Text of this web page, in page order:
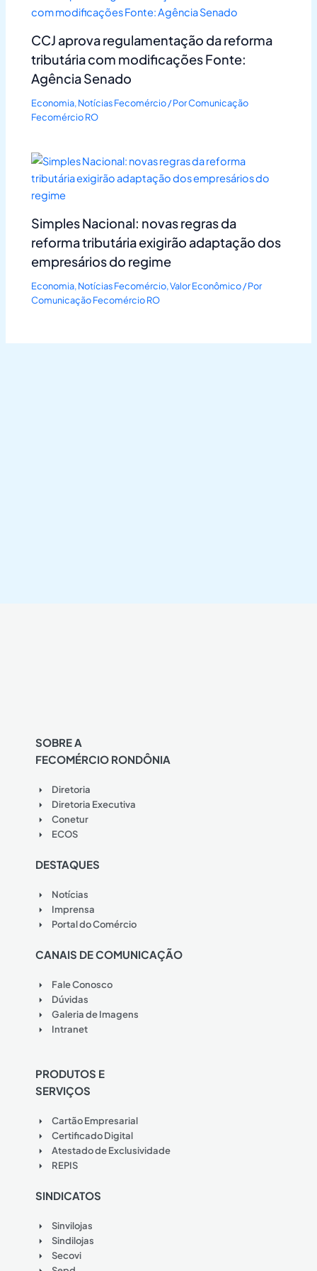
CCJ aprova regulamentação da reforma
tributária com modificações Fonte:
Agência Senado
Economia,Notícias Fecomércio/ PorComunicação
Fecomércio RO
Simples Nacional: novas regras da
reforma tributária exigirão adaptação dos
empresários do regime
Economia,Notícias Fecomércio,Valor Econômico/ Por
Comunicação Fecomércio RO
SOBRE A
FECOMÉRCIO RONDÔNIA
Diretoria
Diretoria Executiva
Conetur
ECOS
DESTAQUES
Notícias
Imprensa
Portal do Comércio
CANAIS DE COMUNICAÇÃO
Fale Conosco
Dúvidas
Galeria de Imagens
Intranet
PRODUTOS E
SERVIÇOS
Cartão Empresarial
Certificado Digital
Atestado de Exclusividade
REPIS
SINDICATOS
Sinvilojas
Sindilojas
Secovi